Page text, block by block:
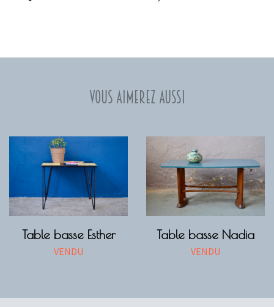
Vous aimerez aussi
Table basse Esther
VENDU
Table basse Nadia
VENDU